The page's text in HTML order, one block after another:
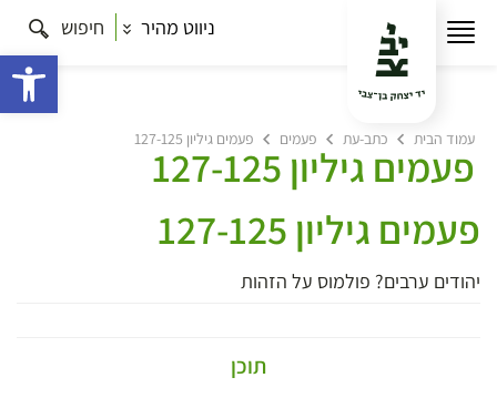
ניווט מהיר חיפוש
עמוד הבית כתב-עת פעמים פעמים גיליון 127-125
פעמים גיליון 127-125
פעמים גיליון 127-125
יהודים ערבים? פולמוס על הזהות
תוכן